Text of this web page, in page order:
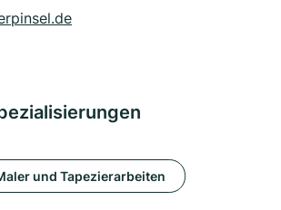
und Tapezierarbeiten